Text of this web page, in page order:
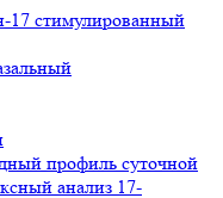
17 стимулированный
профиль суточной
анализ 17-